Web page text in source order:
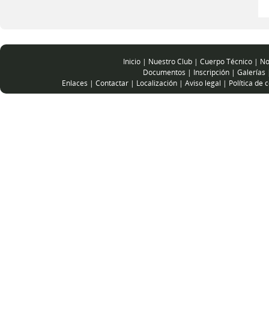
Inicio | Nuestro Club | Cuerpo Técnico |
Documentos | Inscripción | Galerías
Enlaces | Contactar | Localización | Aviso legal | Política de